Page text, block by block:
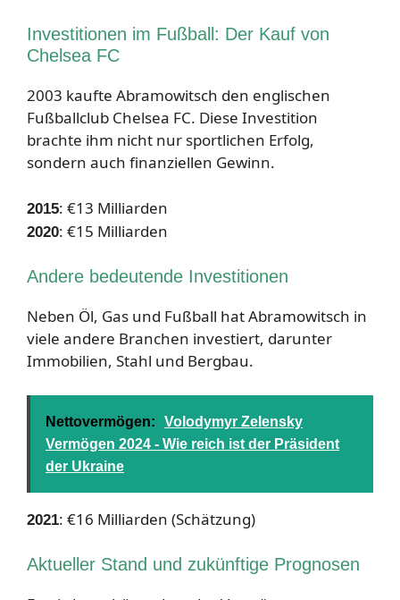
Investitionen im Fußball: Der Kauf von
Chelsea FC
2003 kaufte Abramowitsch den englischen
Fußballclub Chelsea FC. Diese Investition
brachte ihm nicht nur sportlichen Erfolg,
sondern auch finanziellen Gewinn.
2015: €13 Milliarden
2020: €15 Milliarden
Andere bedeutende Investitionen
Neben Öl, Gas und Fußball hat Abramowitsch in
viele andere Branchen investiert, darunter
Immobilien, Stahl und Bergbau.
Nettovermögen:
Volodymyr Zelensky
Vermögen 2024 - Wie reich ist der Präsident
der Ukraine
2021: €16 Milliarden (Schätzung)
Aktueller Stand und zukünftige Prognosen